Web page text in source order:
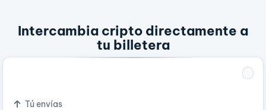
Intercambia cripto directamente a
tu billetera
Tú envías